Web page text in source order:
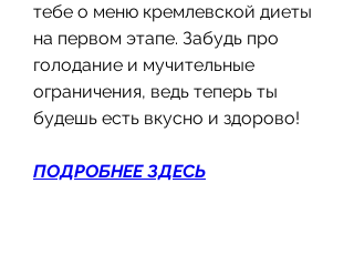
тебе о меню кремлевской диеты
на первом этапе. Забудь про
голодание и мучительные
ограничения, ведь теперь ты
будешь есть вкусно и здорово!
ПОДРОБНЕЕ ЗДЕСЬ